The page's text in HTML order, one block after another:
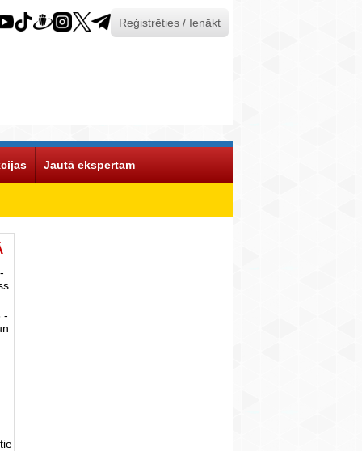
Reģistrēties / Ienākt
Jautā ekspertam
-